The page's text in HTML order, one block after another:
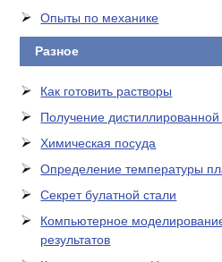
Опыты по механике
Разное
Как готовить растворы
Получение
Химическая посуда
Определение температуры
Секрет булатной стали
Компьютерное
результатов